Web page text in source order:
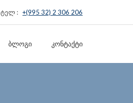
ტელ : +(995 32) 2 306 206
ᲑᲚᲝᲒᲘ ᲙᲝᲜᲢᲐᲥᲢᲘ